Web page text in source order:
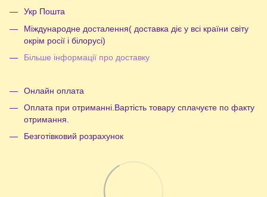
Укр Пошта
Міждународне досталення( доставка діє у всі країни світу
окрім росії і білорусі)
Більше інформації про доставку
Онлайн оплата
Оплата при отриманні.Вартість товару сплачуєте по факту
отримання.
Безготівковий розрахунок